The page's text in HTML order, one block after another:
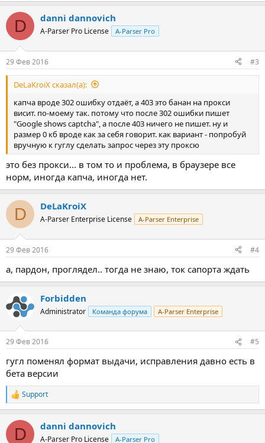
D danni dannovich
A-Parser Pro License A-Parser Pro
29 Фев 2016 #3
DeLaKroiX сказал(а):
капча вроде 302 ошибку отдаёт, а 403 это банан на прокси
висит. по-моему так. потому что после 302 ошибки пишет
"Google shows captcha", а после 403 ничего не пишет. ну и
размер 0 кб вроде как за себя говорит. как вариант - попробуй
вручную к гуглу сделать запрос через эту проксю
это без прокси... в том то и проблема, в браузере все
норм, иногда капча, иногда нет.
D DeLaKroiX
A-Parser Enterprise License A-Parser Enterprise
29 Фев 2016 #4
а, пардон, проглядел.. тогда не знаю, ток сапорта ждать
Forbidden
Administrator Команда форума A-Parser Enterprise
29 Фев 2016 #5
гугл поменял формат выдачи, исправления давно есть в
бета версии
Р
е
к
Support
D danni dannovich
A-Parser Pro License A-Parser Pro